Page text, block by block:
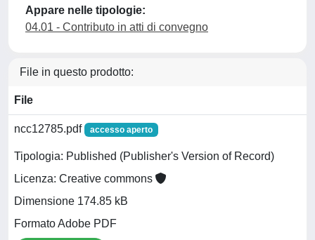
Appare nelle tipologie:
04.01 - Contributo in atti di convegno
File in questo prodotto:
File
ncc12785.pdf accesso aperto
Tipologia: Published (Publisher's Version of Record)
Licenza: Creative commons
Dimensione 174.85 kB
Formato Adobe PDF